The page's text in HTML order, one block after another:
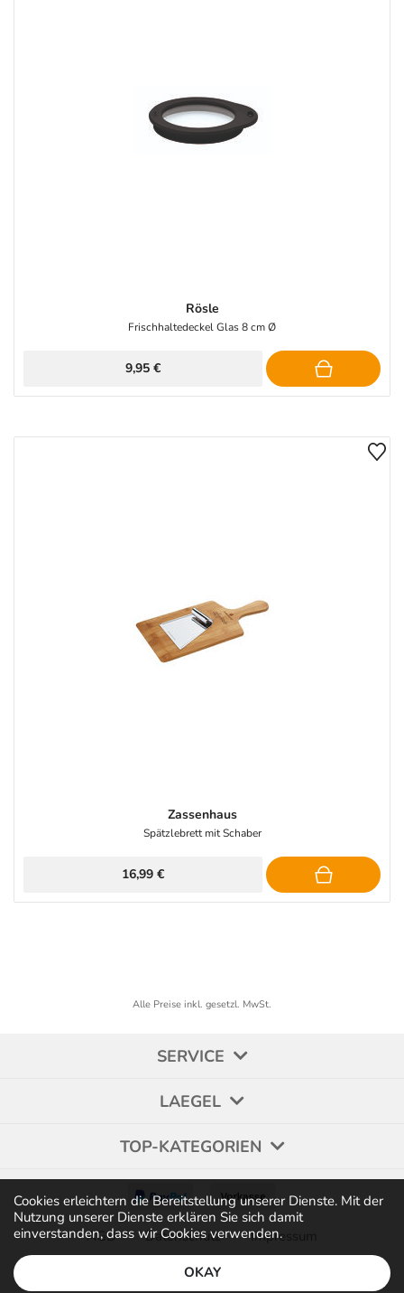
Cookies erleichtern die Bereitstellung unserer Dienste. Mit der
Nutzung unserer Dienste erklären Sie sich damit
einverstanden, dass wir Cookies verwenden.
OKAY
Rösle
Frischhaltedeckel Glas 8 cm Ø
9,95 €
Zassenhaus
Spätzlebrett mit Schaber
16,99 €
Alle Preise inkl. gesetzl. MwSt.
SERVICE
LAEGEL
TOP-KATEGORIEN
AGB Datenschutz Impressum